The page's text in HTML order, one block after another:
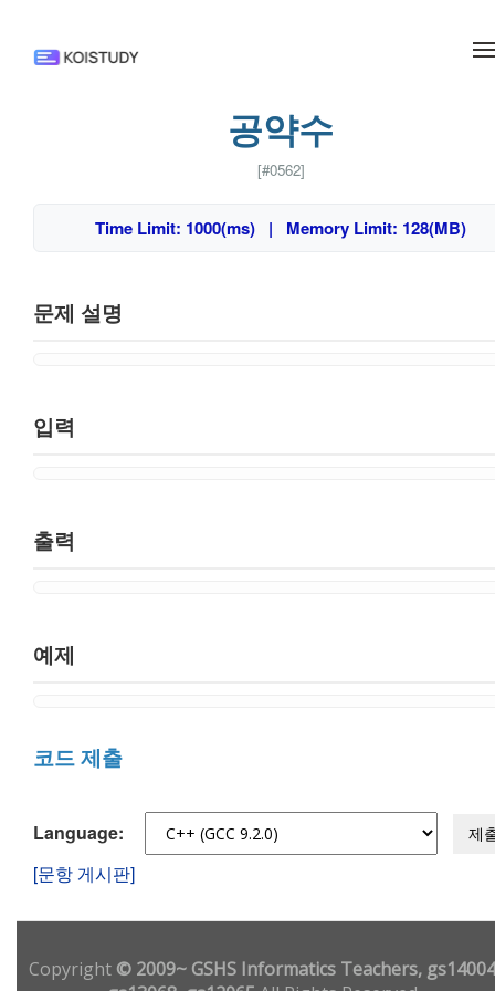
공약수
[#0562]
Time Limit: 1000(ms) | Memory Limit: 128(MB)
문제 설명
입력
출력
예제
코드 제출
Language: 제
[문항 게시판]
Copyright© 2009~ GSHS Informatics Teachers,